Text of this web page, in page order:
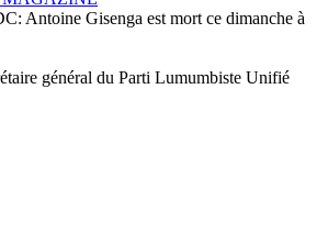
Antoine Gisenga est mort ce dimanche à
général du Parti Lumumbiste Unifié